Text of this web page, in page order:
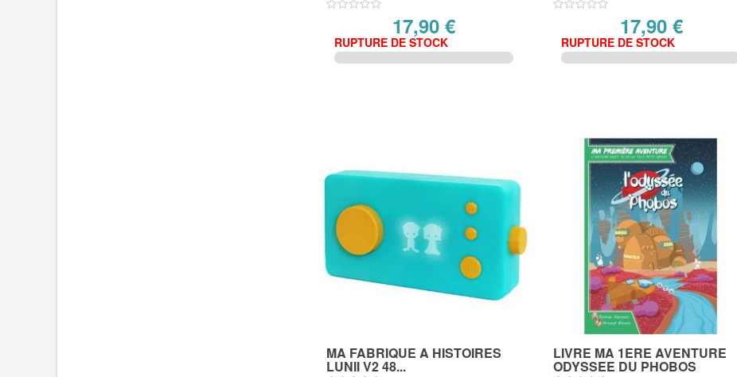
17,90 €
RUPTURE DE STOCK
17,90 €
RUPTURE DE STOCK
MA FABRIQUE A HISTOIRES
LUNII V2 48...
LIVRE MA 1ERE AVENTURE
ODYSSEE DU PHOBOS